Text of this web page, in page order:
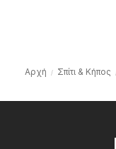
Αρχή Σπίτι & Κήπος